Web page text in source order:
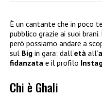
È un cantante che in poco
pubblico grazie ai suoi brani.
però possiamo andare a
sul Big in gara: dall’età all’
fidanzata e il profilo
Chi è Ghali